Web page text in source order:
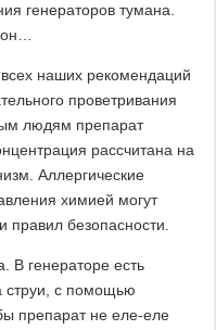
генераторов тумана.
наших рекомендаций
проветривания
людям препарат
рассчитана на
Аллергические
химией могут
правил безопасности.
В генераторе есть
струи, с помощью
препарат не еле-еле